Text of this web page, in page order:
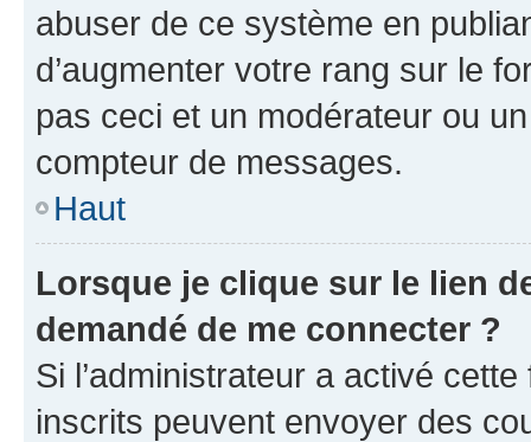
abuser de ce système en
d’augmenter votre rang sur le
pas ceci et un modérateur ou
compteur de messages.
Haut
Lorsque je clique sur le lien
demandé de me connecter ?
Si l’administrateur a activé
inscrits peuvent envoyer des